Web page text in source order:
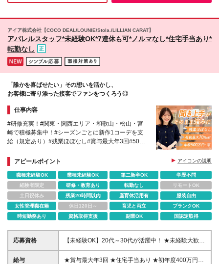
アイア株式会社【COCO DEAL/LOUNIE/Stola./LILLIAN CARAT】
アパレルスタッフ*未経験OK*7連休も可*ノルマなし*住宅手当あり*
転勤なし
「誰かを喜ばせたい」その想いを活かし、
お客様に寄り添った接客でファンをつくろう◎
仕事内容
#研修充実！#関東・関西エリア・和歌山・松山・宮
崎で積極募集中！#シーズンごとに新作1コーデを支
給（規定あり）#残業ほぼなし#賞与最大年3回#50～
アピールポイント
アイコンの説明
職種未経験OK 業種未経験OK 第二新卒OK
学歴不問
経験者限定
研修・教育あり 転勤なし
リモートOK
土日祝休み
残業20時間以内 産育休活用有
服装自由
女性管理職在籍
休日120日～ 育児と両立
ブランクOK
時短勤務あり
資格取得支援 副業OK 国認定取得
応募資格
【未経験OK】20代～30代が活躍中！ ★未経験大歓迎
★学歴不問 知識ゼロでも充実した研修制度があるた
め、 イチからスキルを習得できる環境です ＼こんな
給与
★賞与最大年3回 ★住宅手当あり ★初年度400万円以